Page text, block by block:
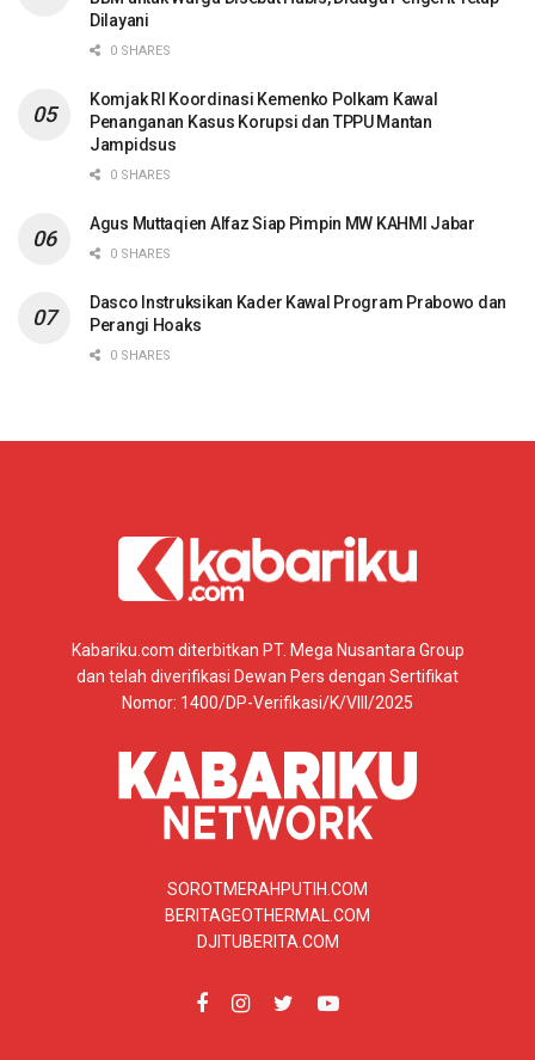
Dilayani
0 SHARES
Komjak RI Koordinasi Kemenko Polkam Kawal
Penanganan Kasus Korupsi dan TPPU Mantan
Jampidsus
0 SHARES
Agus Muttaqien Alfaz Siap Pimpin MW KAHMI Jabar
0 SHARES
Dasco Instruksikan Kader Kawal Program Prabowo dan
Perangi Hoaks
0 SHARES
Kabariku.com diterbitkan PT. Mega Nusantara Group
dan telah diverifikasi Dewan Pers dengan Sertifikat
Nomor: 1400/DP-Verifikasi/K/VIII/2025
SOROTMERAHPUTIH.COM
BERITAGEOTHERMAL.COM
DJITUBERITA.COM